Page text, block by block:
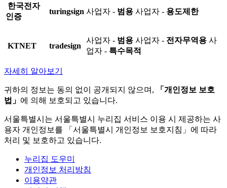
한국전자
인증
turingsign 사업자 - 범용 사업자 - 용도제한
KTNET tradesign
사업자 - 범용 사업자 - 전자무역용 사
업자 - 특수목적
자세히 알아보기
귀하의 정보는 동의 없이 공개되지 않으며,
「개인정보 보호
법」 에 의해 보호되고 있습니다.
서울특별시는 서울특별시 누리집 서비스 이용 시 제공하는 사
용자 개인정보를 「서울특별시 개인정보 보호지침」에 따라
처리 및 보호하고 있습니다.
누리집 도우미
개인정보 처리방침
이용약관